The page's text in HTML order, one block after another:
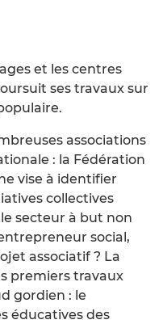
et les centres
ses travaux sur
associations
: la Fédération
vise à identifier
collectives
secteur à but non
social,
associatif ? La
premiers travaux
gordien : le
éducatives des